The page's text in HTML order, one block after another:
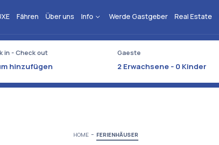
Fähren Über uns Info Werde Gastgeber Real Estate
in - Check out Gaeste
2 Erwachsene - 0 Kinder
HOME FERIENHÄUSER